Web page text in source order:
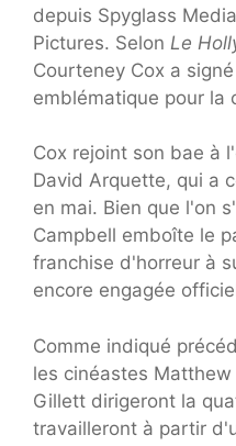
depuis Spyglass
Pictures. Selon Le
Courteney Cox a
emblématique pour la
Cox rejoint son bae à
David Arquette, qui a
en mai. Bien que l'on
Campbell emboîte le
franchise d'horreur à
encore engagée
Comme indiqué
les cinéastes
Gillett dirigeront la
travailleront à partir